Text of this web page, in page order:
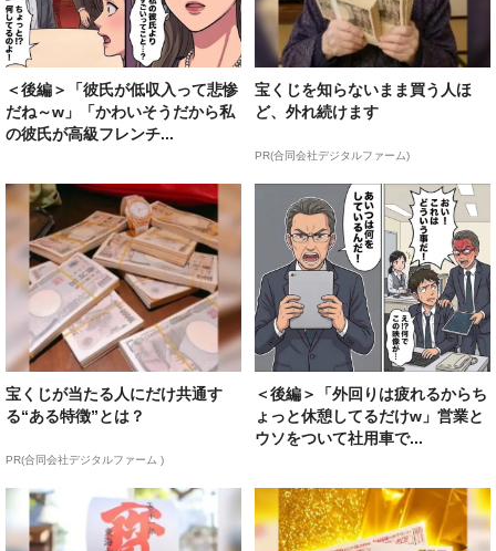
＜後編＞「彼氏が低収入って悲惨
だね～w」「かわいそうだから私
の彼氏が高級フレンチ...
宝くじを知らないまま買う人ほ
ど、外れ続けます
PR(合同会社デジタルファーム)
宝くじが当たる人にだけ共通す
る“ある特徴”とは？
PR(合同会社デジタルファーム )
＜後編＞「外回りは疲れるからち
ょっと休憩してるだけw」営業と
ウソをついて社用車で...